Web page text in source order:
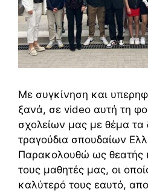
Με συγκίνηση και
ξανά, σε video αυτή τη
σχολείων μας με θέμα τα
τραγούδια σπουδαίων
Παρακολουθώ ως
τους μαθητές μας, οι
καλύτερό τους εαυτό,